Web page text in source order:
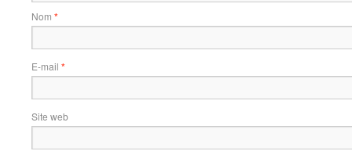
Nom *
E-mail *
Site web